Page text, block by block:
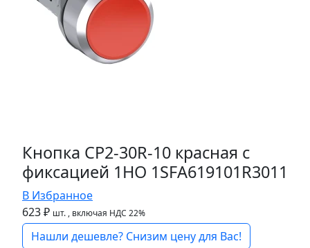
Кнопка CP2-30R-10 красная с
фиксацией 1HO 1SFA619101R3011
В Избранное
623 ₽ шт. , включая НДС 22%
Нашли дешевле? Снизим цену для Вас!